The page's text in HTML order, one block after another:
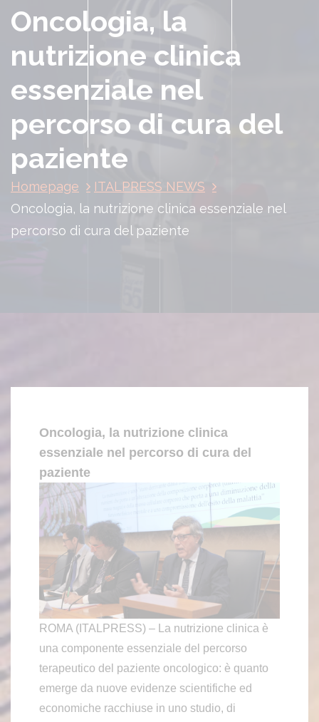
Oncologia, la
nutrizione clinica
essenziale nel
percorso di cura del
paziente
Homepage
ITALPRESS NEWS
Oncologia, la nutrizione clinica essenziale nel
percorso di cura del paziente
Oncologia, la nutrizione clinica
essenziale nel percorso di cura del
paziente
ROMA (ITALPRESS) – La nutrizione clinica è
una componente essenziale del percorso
terapeutico del paziente oncologico: è quanto
emerge da nuove evidenze scientifiche ed
economiche racchiuse in uno studio, di